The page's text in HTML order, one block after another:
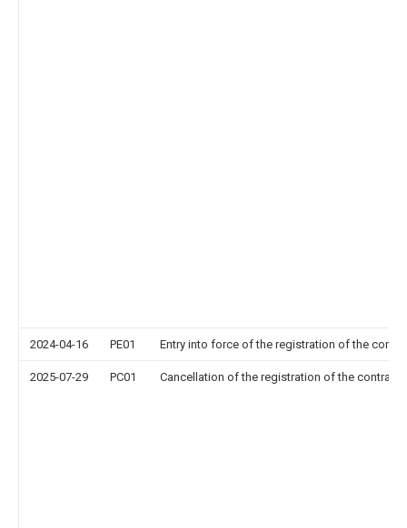
2024-04-16 PE01 Entry into force of the registration of the
2025-07-29 PC01 Cancellation of the registration of the